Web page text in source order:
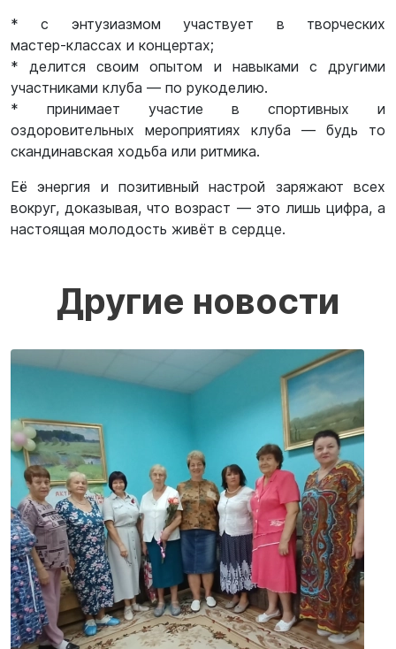
* с энтузиазмом участвует в творческих
мастер‑классах и концертах;
* делится своим опытом и навыками с другими
участниками клуба — по рукоделию.
* принимает участие в спортивных и
оздоровительных мероприятиях клуба — будь то
скандинавская ходьба или ритмика.
Её энергия и позитивный настрой заряжают всех
вокруг, доказывая, что возраст — это лишь цифра, а
настоящая молодость живёт в сердце.
Другие новости